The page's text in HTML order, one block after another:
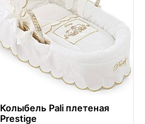
Колыбель Pali плетеная
Prestige